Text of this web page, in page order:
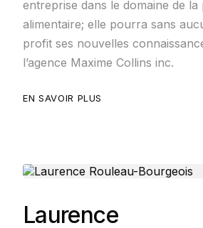
entreprise dans le domaine de
alimentaire; elle pourra sans
profit ses nouvelles
l’agence Maxime Collins inc.
EN SAVOIR PLUS
Laurence